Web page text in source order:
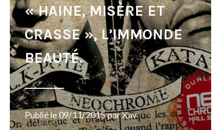
« HAINE, MISÈRE ET
CRASSE », L’IMMONDE
BEAUTÉ.
Publié le09/11/2015 parXav